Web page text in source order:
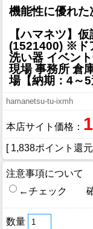
機能性に優れ
【ハマネツ】
(1521400) ※ド
洗い器 イベン
現場 事務所 倉
場【納期：4～5
hamanetsu-tu-ixmh
本店サイト価格：
[ 1,838ポイント還
注意事項について
←チェック 確
数量